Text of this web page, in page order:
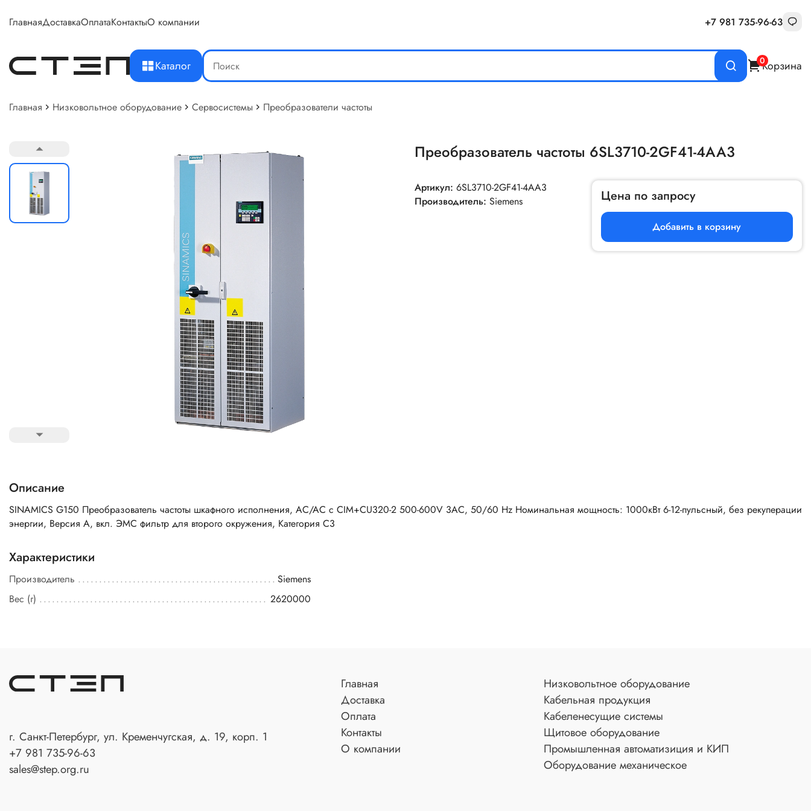
ГлавнаяДоставкаОплатаКонтактыО компании +7 981 735-96-63
Каталог 0Корзина
Главная Низковольтное оборудование Сервосистемы Преобразователи частоты
Преобразователь частоты 6SL3710-2GF41-4AA3
Артикул: 6SL3710-2GF41-4AA3
Производитель: Siemens Цена по запросу
Добавить в корзину
Описание
SINAMICS G150 Преобразователь частоты шкафного исполнения, AC/AC с CIM+CU320-2 500-600V 3AC, 50/60 Hz Номинальная мощность: 1000кВт 6-12-пульсный, без рекуперации
энергии, Версия А, вкл. ЭМС фильтр для второго окружения, Категория C3
Характеристики
Производитель
Siemens
Вес (г)
2620000
г. Санкт-Петербург, ул. Кременчугская, д. 19, корп. 1
+7 981 735-96-63
sales@step.org.ru
Главная
Доставка
Оплата
Контакты
О компании
Низковольтное оборудование
Кабельная продукция
Кабеленесущие системы
Щитовое оборудование
Промышленная автоматизиция и КИП
Оборудование механическое